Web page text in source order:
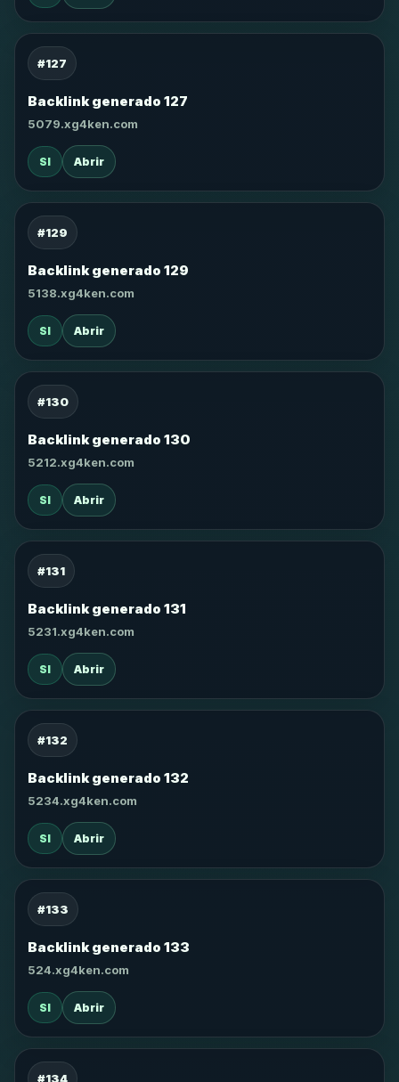
#127
Backlink generado 127
5079.xg4ken.com
SI Abrir
#129
Backlink generado 129
5138.xg4ken.com
SI Abrir
#130
Backlink generado 130
5212.xg4ken.com
SI Abrir
#131
Backlink generado 131
5231.xg4ken.com
SI Abrir
#132
Backlink generado 132
5234.xg4ken.com
SI Abrir
#133
Backlink generado 133
524.xg4ken.com
SI Abrir
#134